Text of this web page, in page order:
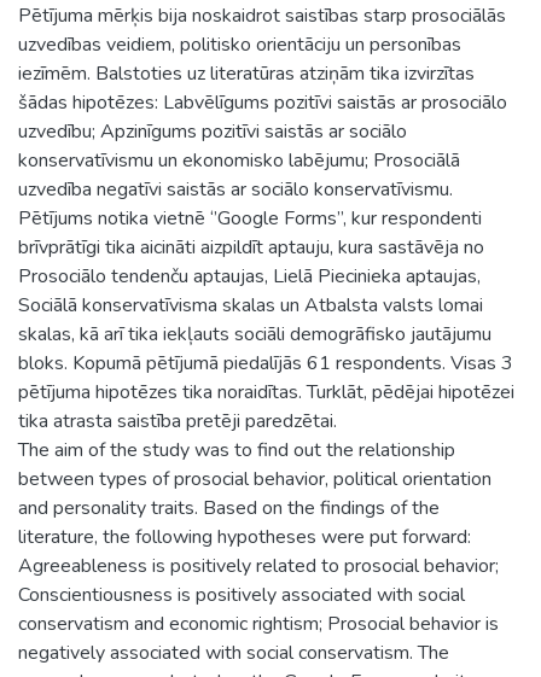
Pētījuma mērķis bija noskaidrot saistības starp prosociālās
uzvedības veidiem, politisko orientāciju un personības
iezīmēm. Balstoties uz literatūras atziņām tika izvirzītas
šādas hipotēzes: Labvēlīgums pozitīvi saistās ar prosociālo
uzvedību; Apzinīgums pozitīvi saistās ar sociālo
konservatīvismu un ekonomisko labējumu; Prosociālā
uzvedība negatīvi saistās ar sociālo konservatīvismu.
Pētījums notika vietnē ‘’Google Forms’’, kur respondenti
brīvprātīgi tika aicināti aizpildīt aptauju, kura sastāvēja no
Prosociālo tendenču aptaujas, Lielā Piecinieka aptaujas,
Sociālā konservatīvisma skalas un Atbalsta valsts lomai
skalas, kā arī tika iekļauts sociāli demogrāfisko jautājumu
bloks. Kopumā pētījumā piedalījās 61 respondents. Visas 3
pētījuma hipotēzes tika noraidītas. Turklāt, pēdējai hipotēzei
tika atrasta saistība pretēji paredzētai.
The aim of the study was to find out the relationship
between types of prosocial behavior, political orientation
and personality traits. Based on the findings of the
literature, the following hypotheses were put forward:
Agreeableness is positively related to prosocial behavior;
Conscientiousness is positively associated with social
conservatism and economic rightism; Prosocial behavior is
negatively associated with social conservatism. The